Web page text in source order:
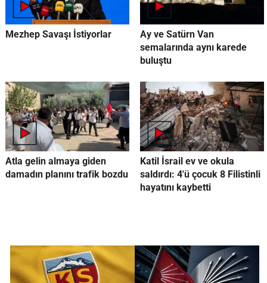
Mezhep Savaşı İstiyorlar
Ay ve Satürn Van
semalarında aynı karede
buluştu
Atla gelin almaya giden
damadın planını trafik bozdu
Katil İsrail ev ve okula
saldırdı: 4'ü çocuk 8 Filistinli
hayatını kaybetti